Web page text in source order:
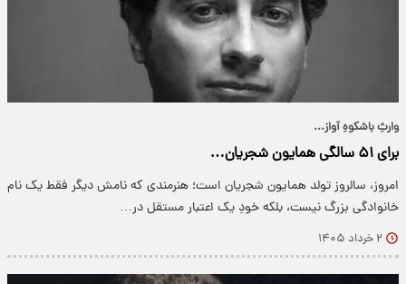
وارثِ باشکوهِ آواز...
برای ۵۱ سالگی همایون شجریان…
امروز، سالروز تولد همایون شجریان است؛ هنرمندی که نامش دیگر فقط یک نام
خانوادگی بزرگ نیست، بلکه خودِ یک اعتبار مستقل در…
۲ خرداد ۱۴۰۵